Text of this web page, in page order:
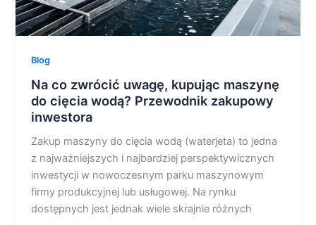
Blog
Na co zwrócić uwagę, kupując maszynę
do cięcia wodą? Przewodnik zakupowy
inwestora
Zakup maszyny do cięcia wodą (waterjeta) to jedna
z najważniejszych i najbardziej perspektywicznych
inwestycji w nowoczesnym parku maszynowym
firmy produkcyjnej lub usługowej. Na rynku
dostępnych jest jednak wiele skrajnie różnych
inwestora